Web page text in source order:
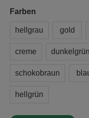
Farben
hellgrau gold
creme dunkelgrün
schokobraun
hellgrün